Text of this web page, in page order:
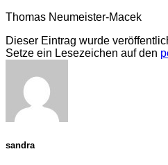
Thomas Neumeister-Macek
Dieser Eintrag wurde
Setze ein Lesezeichen auf den
sandra